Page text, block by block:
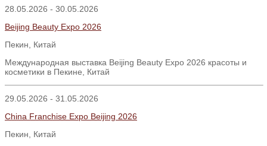
28.05.2026 - 30.05.2026
Beijing Beauty Expo 2026
Пекин
Китай
Международная выставка Beijing Beauty Expo 2026 красоты и
косметики в Пекине, Китай
29.05.2026 - 31.05.2026
China Franchise Expo Beijing 2026
Пекин
Китай